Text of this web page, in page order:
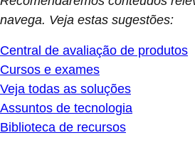
navega. Veja estas sugestões:
Central de avaliação de produtos
Cursos e exames
Veja todas as soluções
Assuntos de tecnologia
Biblioteca de recursos